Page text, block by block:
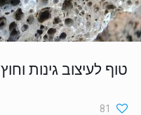
טוף לעיצוב גינות וחוץ
81